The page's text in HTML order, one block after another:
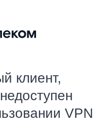
клиент,
VPN